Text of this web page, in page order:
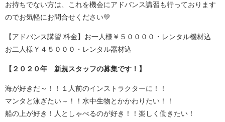
お持ちでない方は、これを機会にアドバンス講習も行っております
のでお気軽にお問合せください💛
【アドバンス講習 料金】お一人様￥５００００・レンタル機材込
お二人様￥４５０００・レンタル器材込
【２０２０年 新規スタッフの募集です！】
海が好きだ～！！１人前のインストラクターに！！
マンタと泳ぎたい～！！水中生物とかかわりたい！！
船の上が好き！人としゃべるのが好き！！楽しく働きたい！